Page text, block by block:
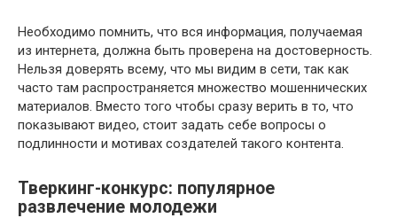
Необходимо помнить, что вся информация, получаемая
из интернета, должна быть проверена на достоверность.
Нельзя доверять всему, что мы видим в сети, так как
часто там распространяется множество мошеннических
материалов. Вместо того чтобы сразу верить в то, что
показывают видео, стоит задать себе вопросы о
подлинности и мотивах создателей такого контента.
Тверкинг-конкурс: популярное
развлечение молодежи